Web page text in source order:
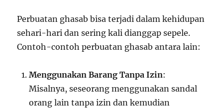
Perbuatan ghasab bisa terjadi dalam kehidupan
sehari-hari dan sering kali dianggap sepele.
Contoh-contoh perbuatan ghasab antara lain:
Menggunakan Barang Tanpa Izin:
Misalnya, seseorang menggunakan sandal
orang lain tanpa izin dan kemudian